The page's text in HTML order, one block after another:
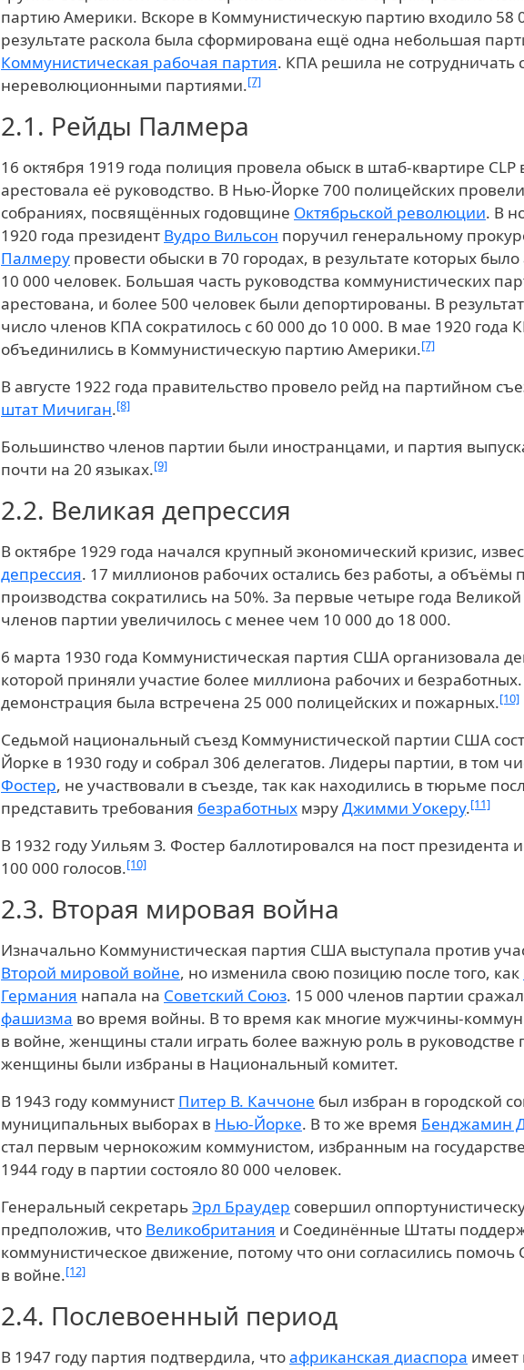
партию Америки. Вскоре в Коммунистическую партию входило 58
результате раскола была сформирована ещё одна небольшая
Коммунистическая рабочая партия. КПА решила не сотрудничать
нереволюционными партиями.[7]
2.1. Рейды Палмера
16 октября 1919 года полиция провела обыск в штаб-квартире CLP
арестовала её руководство. В Нью-Йорке 700 полицейских
собраниях, посвящённых годовщине Октябрьской революции. В
1920 года президент Вудро Вильсон поручил генеральному
Палмеру провести обыски в 70 городах, в результате которых
10 000 человек. Большая часть руководства коммунистических
арестована, и более 500 человек были депортированы. В
число членов КПА сократилось с 60 000 до 10 000. В мае 1920 года
объединились в Коммунистическую партию Америки.[7]
В августе 1922 года правительство провело рейд на партийном
штат Мичиган.[8]
Большинство членов партии были иностранцами, и партия
почти на 20 языках.[9]
2.2. Великая депрессия
В октябре 1929 года начался крупный экономический кризис,
депрессия. 17 миллионов рабочих остались без работы, а
производства сократились на 50%. За первые четыре года
членов партии увеличилось с менее чем 10 000 до 18 000.
6 марта 1930 года Коммунистическая партия США организовала
которой приняли участие более миллиона рабочих и
демонстрация была встречена 25 000 полицейских и пожарных.[10]
Седьмой национальный съезд Коммунистической партии США
Йорке в 1930 году и собрал 306 делегатов. Лидеры партии, в том
Фостер, не участвовали в съезде, так как находились в тюрьме
представить требования безработных мэруДжимми Уокеру.[11]
В 1932 году Уильям З. Фостер баллотировался на пост президента
100 000 голосов.[10]
2.3. Вторая мировая война
Изначально Коммунистическая партия США выступала против
Второй мировой войне, но изменила свою позицию после того, как
Германия напала на Советский Союз. 15 000 членов партии
фашизма во время войны. В то время как многие мужчины-
в войне, женщины стали играть более важную роль в руководстве
женщины были избраны в Национальный комитет.
В 1943 году коммунист Питер В. Каччоне был избран в городской
муниципальных выборах в Нью-Йорке. В то же время Бенджамин
стал первым чернокожим коммунистом, избранным на
1944 году в партии состояло 80 000 человек.
Генеральный секретарьЭрл Браудер совершил
предположив, что Великобритания и Соединённые Штаты
коммунистическое движение, потому что они согласились помочь
в войне.[12]
2.4. Послевоенный период
В 1947 году партия подтвердила, чтоафриканская диаспора имеет